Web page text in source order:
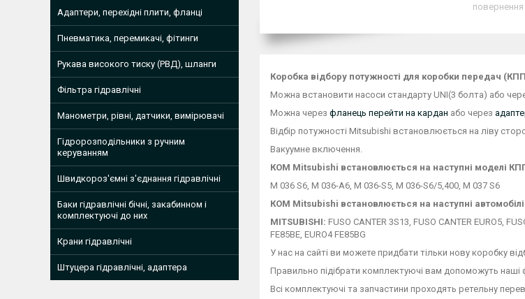
Коробка відбору потужності для коробки передач
Можна встановити насоси стандарту UNI(3 болта) або
Можна через фланець перейти на кардан або через
Відбір потужності Mitsubishi встановлюється на ліву
Вакуумне включення.
КОМ Mitsubishi встановлюється на наступні моделі
M 036 S6, M 036-A6, M 036-S5, M 036-S6/5,400, M 037 S6
КОМ Mitsubishi встановлюється на наступні автомобілі
MITSUBISHI: FUSO CANTER 3S13, FUSO CANTER EURO5,
FE85BE, EURO4 FE85BG
У нас на сайті ви можете придбати тільки нову коробку
Правильно підібрати комплектуючі вам допоможуть наші
Всі комплектуючі та запчастини проходять ретельну
Адаптери, перехідні плити, фланці
Пневматика, перемикачі, фітинги
Рукава високого тиску (РВД), шланги
Фільтра гідравлічні
Манометри, рівні, датчики, вимірювачі
Гідророзподільники з ручним
керуванням
Швидкороз'ємні з'єднання гідравлічні
Баки гідравлічні бічні, закабинном і
комплектуючі до них
Крани гідравлічні
Штуцера гідравлічні, адаптера